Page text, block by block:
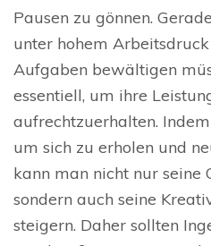
Pausen zu gönnen.
unter hohem
Aufgaben bewältigen
essentiell, um ihre
aufrechtzuerhalten.
um sich zu erholen und
kann man nicht nur seine
sondern auch seine
steigern. Daher sollten